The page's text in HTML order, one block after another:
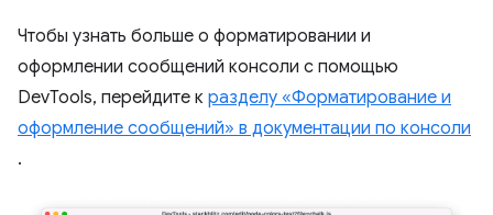
Чтобы узнать больше о форматировании и
оформлении сообщений консоли с помощью
DevTools, перейдите к разделу «Форматирование и
оформление сообщений» в документации по консоли
.